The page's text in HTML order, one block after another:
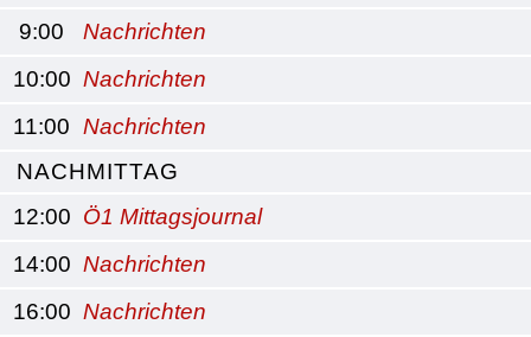
9:00
Nachrichten
10:00 Nachrichten
11:00 Nachrichten
NACHMITTAG
12:00 Ö1 Mittagsjournal
14:00 Nachrichten
16:00 Nachrichten